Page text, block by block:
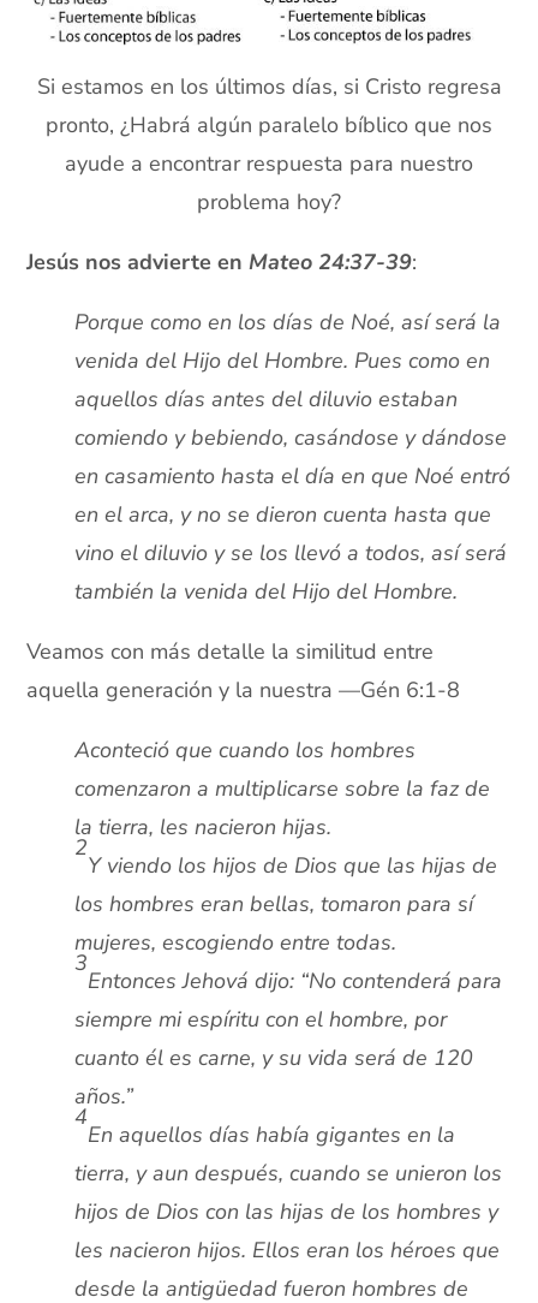
Si estamos en los últimos días, si Cristo regresa
pronto, ¿Habrá algún paralelo bíblico que nos
ayude a encontrar respuesta para nuestro
problema hoy?
Jesús nos advierte enMateo 24:37-39:
Porque como en los días de Noé, así será la
venida del Hijo del Hombre. Pues como en
aquellos días antes del diluvio estaban
comiendo y bebiendo, casándose y dándose
en casamiento hasta el día en que Noé entró
en el arca, y no se dieron cuenta hasta que
vino el diluvio y se los llevó a todos, así será
también la venida del Hijo del Hombre.
Veamos con más detalle la similitud entre
aquella generación y la nuestra —Gén 6:1-8
Aconteció que cuando los hombres
comenzaron a multiplicarse sobre la faz de
la tierra, les nacieron hijas.
2
Y viendo los hijos de Dios que las hijas de
los hombres eran bellas, tomaron para sí
mujeres, escogiendo entre todas.
3
Entonces Jehová dijo: “No contenderá para
siempre mi espíritu con el hombre, por
cuanto él es carne, y su vida será de 120
años.”
4
En aquellos días había gigantes en la
tierra, y aun después, cuando se unieron los
hijos de Dios con las hijas de los hombres y
les nacieron hijos. Ellos eran los héroes que
desde la antigüedad fueron hombres de